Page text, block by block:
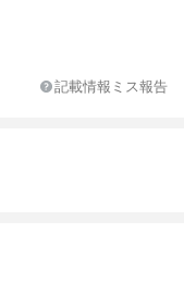
記載情報ミス報告